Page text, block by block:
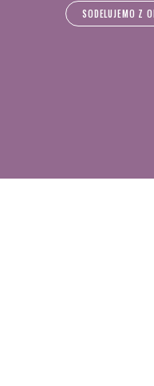
SODELUJEMO Z